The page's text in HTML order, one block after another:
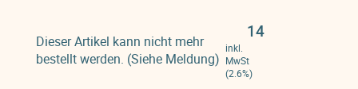
Dieser Artikel kann nicht mehr
bestellt werden. (Siehe Meldung)
14
inkl.
MwSt
(2.6%)